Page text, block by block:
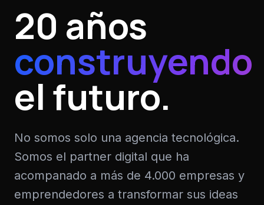
20 años
construyendo
el futuro.
No somos solo una agencia tecnológica.
Somos el partner digital que ha
acompanado a más de 4.000 empresas y
emprendedores a transformar sus ideas